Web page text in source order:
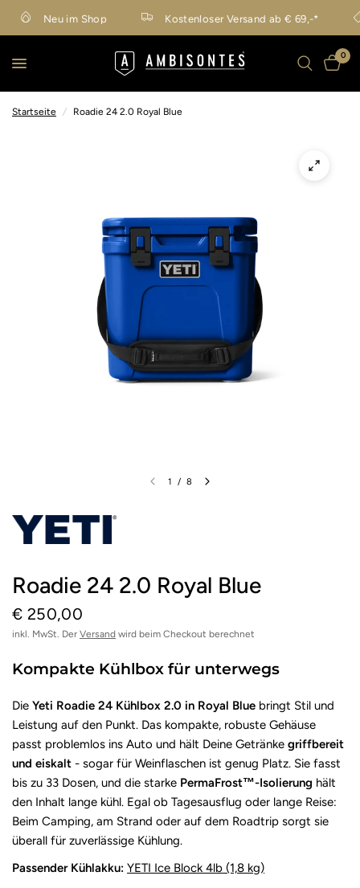
Neu im Shop Kostenloser Versand ab € 69,-*
0
Startseite / Roadie 24 2.0 Royal Blue
1 / 8
Roadie 24 2.0 Royal Blue
€ 250,00
inkl. MwSt. Der Versand wird beim Checkout berechnet
Kompakte Kühlbox für unterwegs
DieYeti Roadie 24 Kühlbox 2.0 in Royal Blue bringt Stil und
Leistung auf den Punkt. Das kompakte, robuste Gehäuse
passt problemlos ins Auto und hält Deine Getränkegriffbereit
und eiskalt - sogar für Weinflaschen ist genug Platz. Sie fasst
bis zu 33 Dosen, und die starke PermaFrost™-Isolierung hält
den Inhalt lange kühl. Egal ob Tagesausflug oder lange Reise:
Beim Camping, am Strand oder auf dem Roadtrip sorgt sie
überall für zuverlässige Kühlung.
Passender Kühlakku: YETI Ice Block 4lb (1,8 kg)